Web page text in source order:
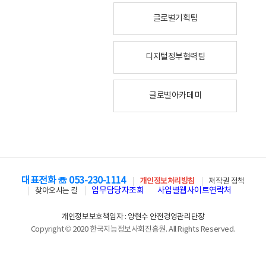
글로벌기획팀
디지털정부협력팀
글로벌아카데미
대표전화 ☏ 053-230-1114 개인정보처리방침
저작권 정책
찾아오시는 길
업무담당자조회 사업별웹사이트연락처
개인정보보호책임자 : 양현수 안전경영관리단장
Copyright © 2020 한국지능정보사회진흥원. All Rights Reserved.